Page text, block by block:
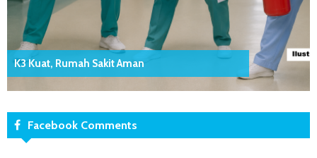
K3 Kuat, Rumah Sakit Aman
Facebook Comments